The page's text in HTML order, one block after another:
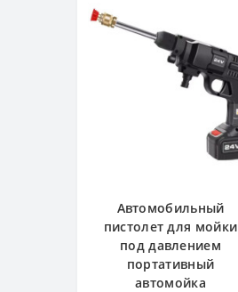
Автомобильный
пистолет для мойки
под давлением
портативный
автомойка